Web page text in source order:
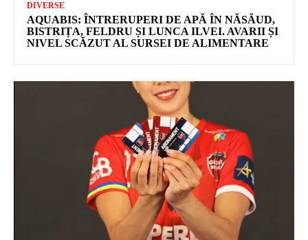
DIVERSE
AQUABIS: ÎNTRERUPERI DE APĂ ÎN NĂSĂUD,
BISTRIȚA, FELDRU ȘI LUNCA ILVEI. AVARII ȘI
NIVEL SCĂZUT AL SURSEI DE ALIMENTARE